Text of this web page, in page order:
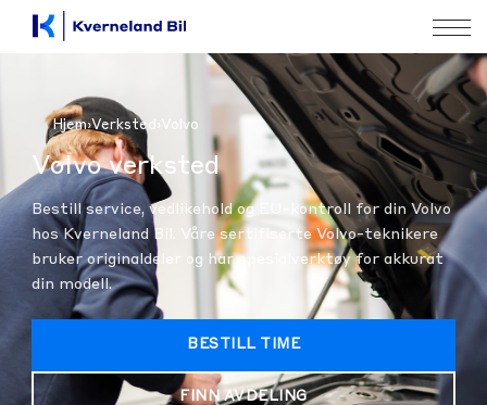
Hjem›Verksted Volvo
Volvo verksted
Bestill service, vedlikehold og EU-kontroll for din Volvo
hos Kverneland Bil. Våre sertifiserte Volvo-teknikere
bruker originaldeler og har spesialverktøy for akkurat
din modell.
BESTILL TIME
FINN AVDELING